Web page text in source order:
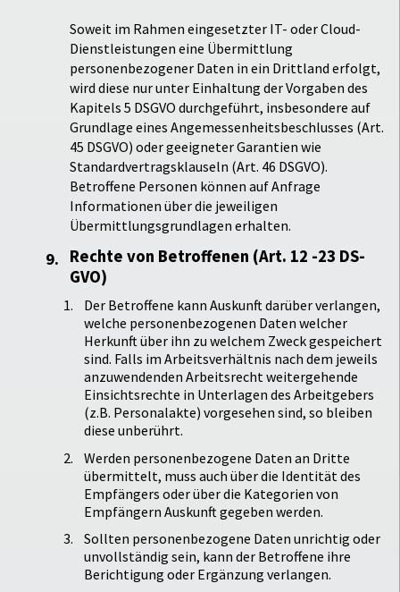
Soweit im Rahmen eingesetzter IT- oder Cloud-
Dienstleistungen eine Übermittlung
personenbezogener Daten in ein Drittland erfolgt,
wird diese nur unter Einhaltung der Vorgaben des
Kapitels 5 DSGVO durchgeführt, insbesondere auf
Grundlage eines Angemessenheitsbeschlusses (Art.
45 DSGVO) oder geeigneter Garantien wie
Standardvertragsklauseln (Art. 46 DSGVO).
Betroffene Personen können auf Anfrage
Informationen über die jeweiligen
Übermittlungsgrundlagen erhalten.
Rechte von Betroffenen (Art. 12 -23 DS-
GVO)
Der Betroffene kann Auskunft darüber verlangen,
welche personenbezogenen Daten welcher
Herkunft über ihn zu welchem Zweck gespeichert
sind. Falls im Arbeitsverhältnis nach dem jeweils
anzuwendenden Arbeitsrecht weitergehende
Einsichtsrechte in Unterlagen des Arbeitgebers
(z.B. Personalakte) vorgesehen sind, so bleiben
diese unberührt.
Werden personenbezogene Daten an Dritte
übermittelt, muss auch über die Identität des
Empfängers oder über die Kategorien von
Empfängern Auskunft gegeben werden.
Sollten personenbezogene Daten unrichtig oder
unvollständig sein, kann der Betroffene ihre
Berichtigung oder Ergänzung verlangen.